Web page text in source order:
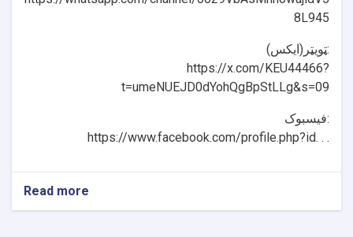
8L945
ټویټر(ایکس):
https://x.com/KEU44466?
t=umeNUEJD0dYohQgBpStLLg&s=09
فیسبوک:
https://www.facebook.com/profile.php?id. . .
Read more
Daily